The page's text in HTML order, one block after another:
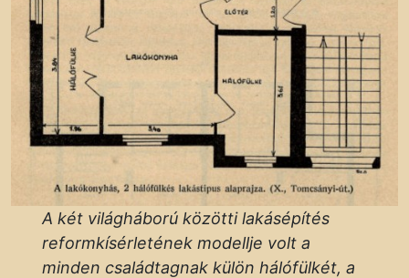
A két világháború közötti lakásépítés
reformkísérletének modellje volt a
minden családtagnak külön hálófülkét, a